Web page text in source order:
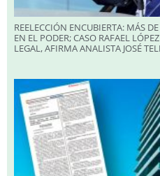
REELECCIÓN ENCUBIERTA: MÁS
EN EL PODER; CASO RAFAEL
LEGAL, AFIRMA ANALISTA JOSÉ